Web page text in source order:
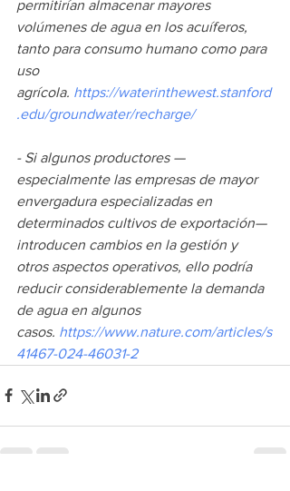
permitirían almacenar mayores
volúmenes de agua en los acuíferos,
tanto para consumo humano como para
uso
agrícola. https://waterinthewest.stanford
.edu/groundwater/recharge/
- Si algunos productores —
especialmente las empresas de mayor
envergadura especializadas en
determinados cultivos de exportación—
introducen cambios en la gestión y
otros aspectos operativos, ello podría
reducir considerablemente la demanda
de agua en algunos
casos. https://www.nature.com/articles/s
41467-024-46031-2